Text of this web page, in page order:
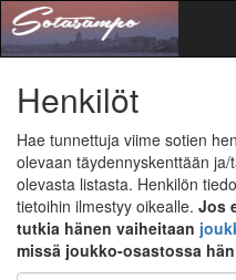
Henkilöt
Hae tunnettuja viime sotien
olevaan täydennyskenttään
olevasta listasta. Henkilön
tietoihin ilmestyy oikealle. Jos
tutkia hänen vaiheitaan
missä joukko-osastossa